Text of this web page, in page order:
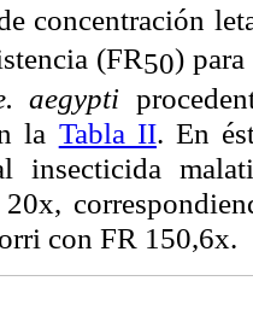
concentración
(FR50)
aegypti
la Tabla II. En
insecticida
20x,
con FR 150,6x.